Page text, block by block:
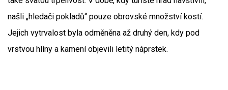
našli „hledači pokladů“ pouze obrovské množství kostí.
Jejich vytrvalost byla odměněna až druhý den, kdy pod
vrstvou hlíny a kamení objevili letitý náprstek.